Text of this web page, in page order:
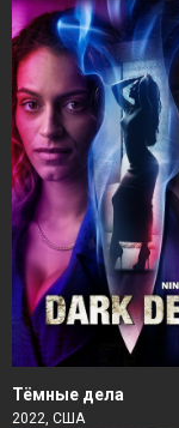
Тёмные дела
2022, США